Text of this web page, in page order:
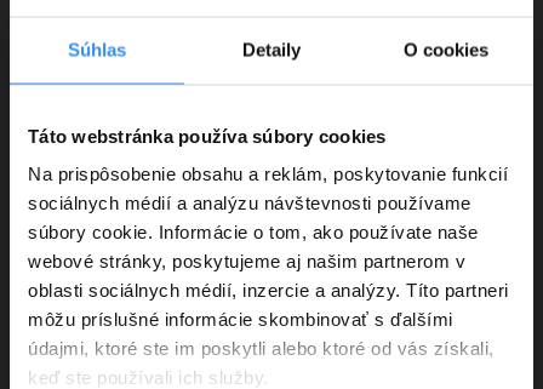
Súhlas Detaily O cookies
Táto webstránka používa súbory cookies
Na prispôsobenie obsahu a reklám, poskytovanie funkcií
sociálnych médií a analýzu návštevnosti používame
súbory cookie. Informácie o tom, ako používate naše
webové stránky, poskytujeme aj našim partnerom v
oblasti sociálnych médií, inzercie a analýzy. Títo partneri
môžu príslušné informácie skombinovať s ďalšími
údajmi, ktoré ste im poskytli alebo ktoré od vás získali,
keď ste používali ich služby.